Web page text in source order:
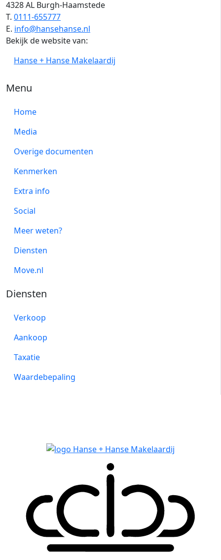
4328 AL Burgh-Haamstede
T. 0111-655777
E. info@hansehanse.nl
Bekijk de website van:
Hanse + Hanse Makelaardij
Menu
Home
Media
Overige documenten
Kenmerken
Extra info
Social
Meer weten?
Diensten
Move.nl
Diensten
Verkoop
Aankoop
Taxatie
Waardebepaling